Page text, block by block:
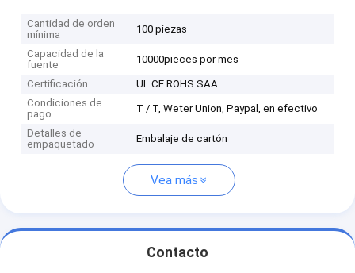
Cantidad de orden
mínima
100 piezas
Capacidad de la
fuente
10000pieces por mes
Certificación
UL CE ROHS SAA
Condiciones de
pago
T / T, Weter Union, Paypal, en efectivo
Detalles de
empaquetado
Embalaje de cartón
Vea más
Contacto